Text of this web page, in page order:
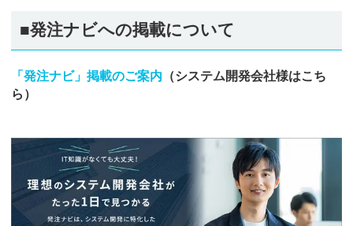
■発注ナビへの掲載について
「発注ナビ」掲載のご案内 （システム開発会社様はこち
ら）